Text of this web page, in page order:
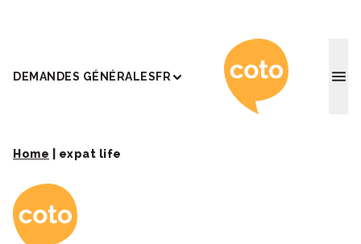
DEMANDES GÉNÉRALESFR Coto
Home expat life
Coto Academy -